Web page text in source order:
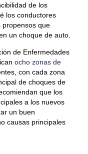
de los
los conductores
propensos que
un choque de auto.
de Enfermedades
ocho zonas de
con cada zona
de choques de
que los
a los nuevos
un buen
causas principales